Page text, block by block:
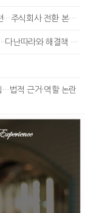
식회사 전환 본격화
따라와 해결책 모색
…법적 근거·역할 논란